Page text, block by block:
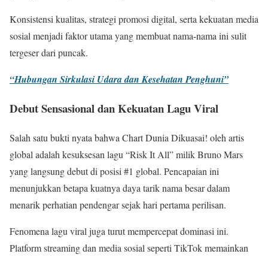
Konsistensi kualitas, strategi promosi digital, serta kekuatan media
sosial menjadi faktor utama yang membuat nama-nama ini sulit
tergeser dari puncak.
“Hubungan Sirkulasi Udara dan Kesehatan Penghuni”
Debut Sensasional dan Kekuatan Lagu Viral
Salah satu bukti nyata bahwa Chart Dunia Dikuasai! oleh artis
global adalah kesuksesan lagu “Risk It All” milik Bruno Mars
yang langsung debut di posisi #1 global. Pencapaian ini
menunjukkan betapa kuatnya daya tarik nama besar dalam
menarik perhatian pendengar sejak hari pertama perilisan.
Fenomena lagu viral juga turut mempercepat dominasi ini.
Platform streaming dan media sosial seperti TikTok memainkan